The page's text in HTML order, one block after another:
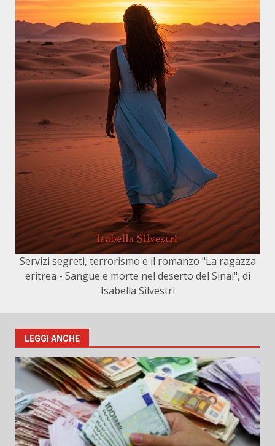
Servizi segreti, terrorismo e il romanzo "La ragazza
eritrea - Sangue e morte nel deserto del Sinai", di
Isabella Silvestri
LEGGI ANCHE